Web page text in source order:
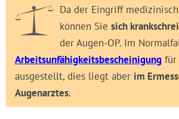
Da der Eingriff
können Sie sich
der Augen-OP. Im
Arbeitsunfähigkeitsbescheinigung für
ausgestellt, dies liegt aber im
Augenarztes.